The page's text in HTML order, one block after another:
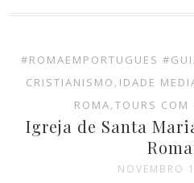
#ROMAEMPORTUGUES
CRISTIANISMO , IDADE
ROMA, TOURS
Igreja de Santa
NOVEMBRO